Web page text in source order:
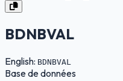
BDNBVAL
English: BDNBVAL
Base de données